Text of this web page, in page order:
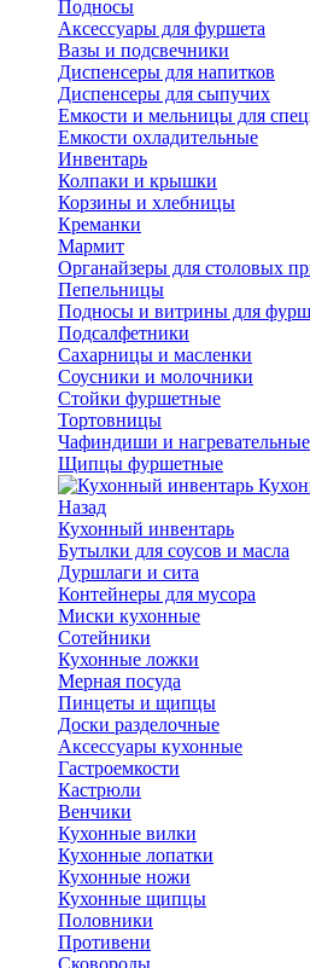
Подносы
Аксессуары для фуршета
Вазы и подсвечники
Диспенсеры для напитков
Диспенсеры для сыпучих
Емкости и мельницы для
Емкости охладительные
Инвентарь
Колпаки и крышки
Корзины и хлебницы
Креманки
Мармит
Органайзеры для столовых
Пепельницы
Подносы и витрины для
Подсалфетники
Сахарницы и масленки
Соусники и молочники
Стойки фуршетные
Тортовницы
Чафиндиши и
Щипцы фуршетные
Назад
Кухонный инвентарь
Бутылки для соусов и масла
Дуршлаги и сита
Контейнеры для мусора
Миски кухонные
Сотейники
Кухонные ложки
Мерная посуда
Пинцеты и щипцы
Доски разделочные
Аксессуары кухонные
Гастроемкости
Кастрюли
Венчики
Кухонные вилки
Кухонные лопатки
Кухонные ножи
Кухонные щипцы
Половники
Противени
Сковороды